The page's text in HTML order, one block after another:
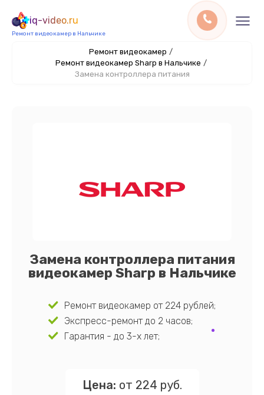
iq-video.ru
Ремонт видеокамер в Нальчике
Ремонт видеокамер /
Ремонт видеокамер Sharp в Нальчике /
Замена контроллера питания
Замена контроллера питания
видеокамер Sharp в Нальчике
Ремонт видеокамер от 224 рублей;
Экспресс-ремонт до 2 часов;
Гарантия - до 3-х лет;
Цена: от 224 руб.